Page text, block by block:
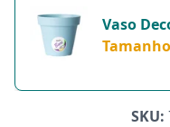
Vaso
Okla Bari
Para
SKU: